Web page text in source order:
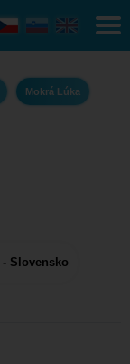
Mokrá Lúka
Slovensko